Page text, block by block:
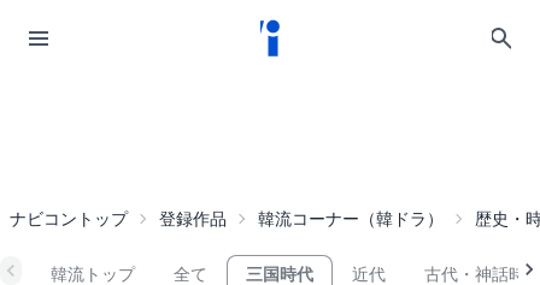
ナビコントップ 登録作品 韓流コーナー（韓ドラ） 歴史・
韓流トップ 全て 三国時代 近代 古代・神話時